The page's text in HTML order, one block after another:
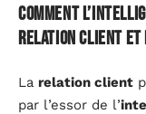
Comment
relation client et
La relation client
par l’essor de l’